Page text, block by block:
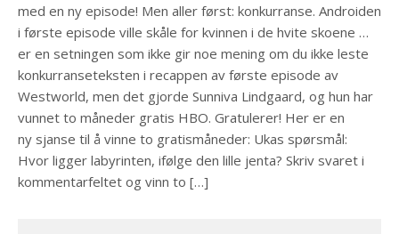
med en ny episode! Men aller først: konkurranse. Androiden
i første episode ville skåle for kvinnen i de hvite skoene …
er en setningen som ikke gir noe mening om du ikke leste
konkurranseteksten i recappen av første episode av
Westworld, men det gjorde Sunniva Lindgaard, og hun har
vunnet to måneder gratis HBO. Gratulerer! Her er en
ny sjanse til å vinne to gratismåneder: Ukas spørsmål:
Hvor ligger labyrinten, ifølge den lille jenta? Skriv svaret i
kommentarfeltet og vinn to […]